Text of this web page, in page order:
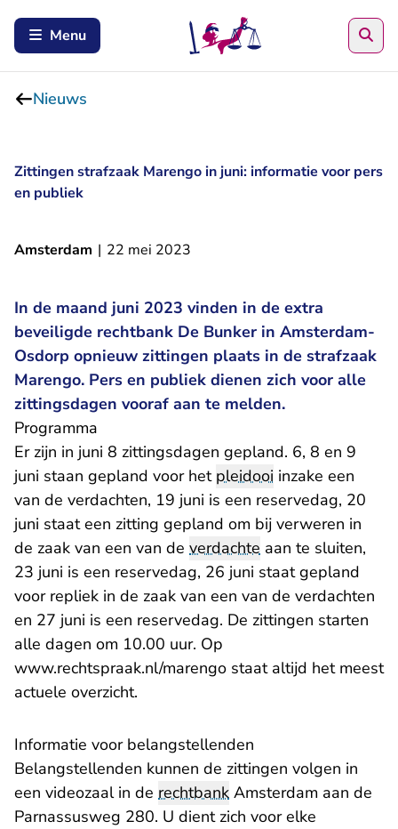
Menu
Nieuws
Zittingen strafzaak Marengo in juni: informatie voor pers
en publiek
Amsterdam | 22 mei 2023
In de maand juni 2023 vinden in de extra
beveiligde rechtbank De Bunker in Amsterdam-
Osdorp opnieuw zittingen plaats in de strafzaak
Marengo. Pers en publiek dienen zich voor alle
zittingsdagen vooraf aan te melden.
Programma
Er zijn in juni 8 zittingsdagen gepland. 6, 8 en 9
juni staan gepland voor het pleidooi inzake een
van de verdachten, 19 juni is een reservedag, 20
juni staat een zitting gepland om bij verweren in
de zaak van een van de verdachte aan te sluiten,
23 juni is een reservedag, 26 juni staat gepland
voor repliek in de zaak van een van de verdachten
en 27 juni is een reservedag. De zittingen starten
alle dagen om 10.00 uur. Op
www.rechtspraak.nl/marengo staat altijd het meest
actuele overzicht.
Informatie voor belangstellenden
Belangstellenden kunnen de zittingen volgen in
een videozaal in de rechtbank Amsterdam aan de
Parnassusweg 280. U dient zich voor elke